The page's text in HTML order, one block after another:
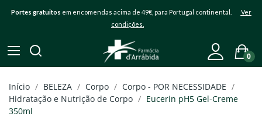
Portes gratuitos em encomendas acima de 49€, para Portugal continental. Ver
condições.
0
Início BELEZA Corpo
Corpo - POR NECESSIDADE
Hidratação e Nutrição de Corpo
Eucerin pH5 Gel-Creme
350ml